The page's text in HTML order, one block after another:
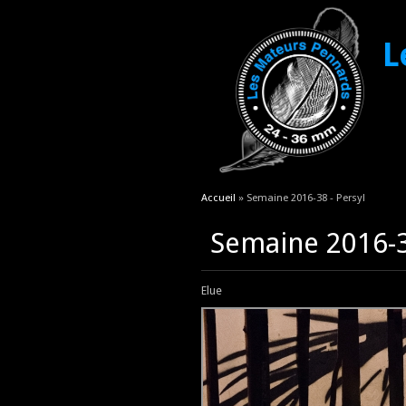
Vous êtes ici
Accueil » Semaine 2016-38 - Persyl
Semaine 2016-
Elue